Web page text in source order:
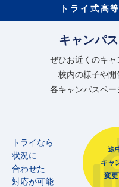
トライ式高
キャンパ
ぜひお近くのキャ
校内の様子や
各キャンパスペー
トライなら
状況に
合わせた
対応が可能
途
キャ
変